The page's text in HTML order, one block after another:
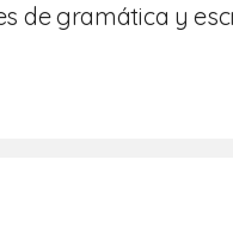
de gramática y